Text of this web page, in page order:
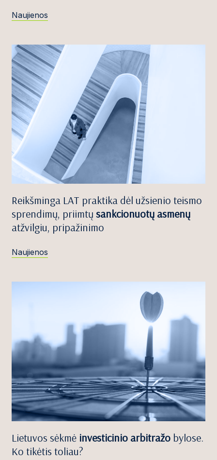
Naujienos
Reikšminga LAT praktika dėl užsienio teismo
sprendimų, priimtų sankcionuotų asmenų
atžvilgiu, pripažinimo
Naujienos
Lietuvos sėkmė investicinio arbitražo bylose.
Ko tikėtis toliau?